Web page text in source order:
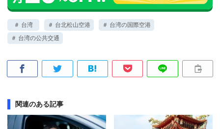
＃ 台湾 ＃ 台北松山空港
＃ 台湾の国際空港
＃ 台湾の公共交通
関連のある記事